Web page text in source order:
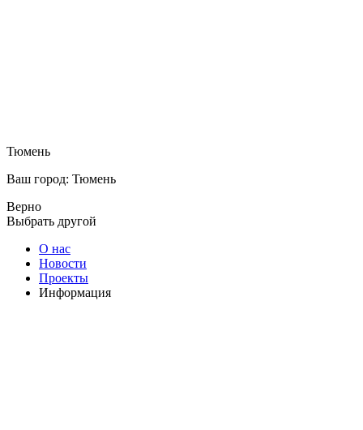
Тюмень
Ваш город: Тюмень
Верно
Выбрать другой
О нас
Новости
Проекты
Информация